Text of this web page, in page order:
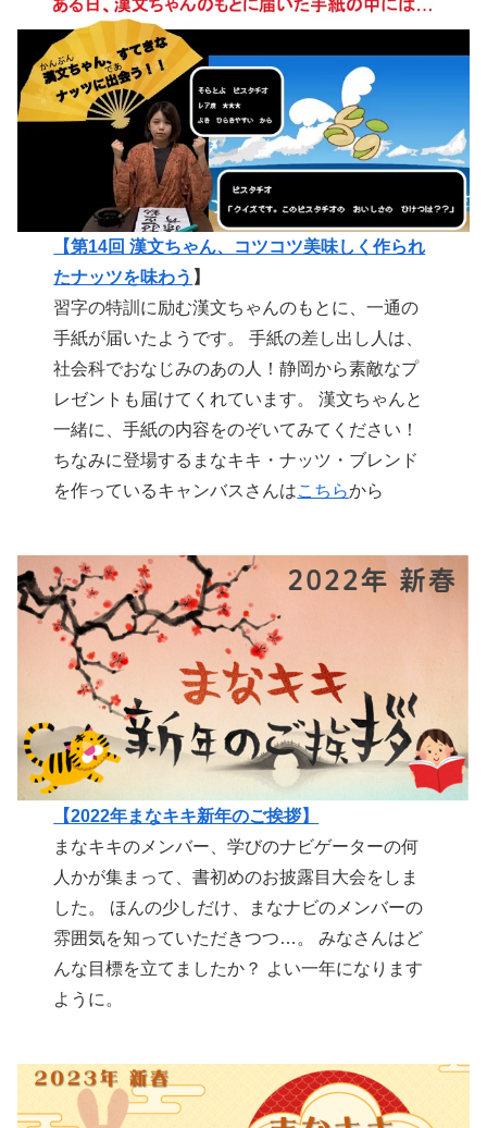
【第14回 漢文ちゃん、コツコツ美味しく作られ
たナッツを味わう 】
習字の特訓に励む漢文ちゃんのもとに、一通の
手紙が届いたようです。 手紙の差し出し人は、
社会科でおなじみのあの人！静岡から素敵なプ
レゼントも届けてくれています。 漢文ちゃんと
一緒に、手紙の内容をのぞいてみてください！
ちなみに登場するまなキキ・ナッツ・ブレンド
を作っているキャンバスさんはこちらから
【2022年まなキキ新年のご挨拶】
まなキキのメンバー、学びのナビゲーターの何
人かが集まって、書初めのお披露目大会をしま
した。 ほんの少しだけ、まなナビのメンバーの
雰囲気を知っていただきつつ…。 みなさんはど
んな目標を立てましたか？ よい一年になります
ように。